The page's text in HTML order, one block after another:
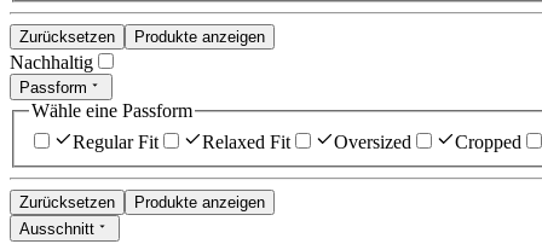
Zurücksetzen Produkte anzeigen
Nachhaltig
Passform
Wähle eine Passform
Regular Fit
Relaxed Fit Oversized Cropped
Zurücksetzen
Produkte anzeigen
Ausschnitt